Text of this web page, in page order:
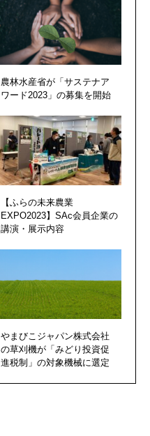
農林水産省が「サステナア
ワード2023」の募集を開始
【ふらの未来農業
EXPO2023】SAc会員企業の
講演・展示内容
やまびこジャパン株式会社
の草刈機が「みどり投資促
進税制」の対象機械に選定